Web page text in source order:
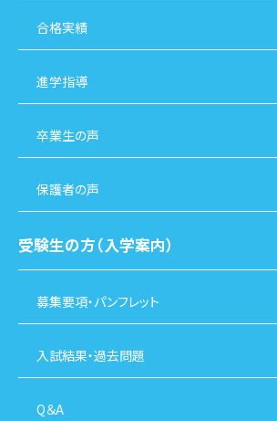
合格実績
進学指導
卒業生の声
保護者の声
受験生の方（入学案内）
募集要項・パンフレット
入試結果・過去問題
Q＆A